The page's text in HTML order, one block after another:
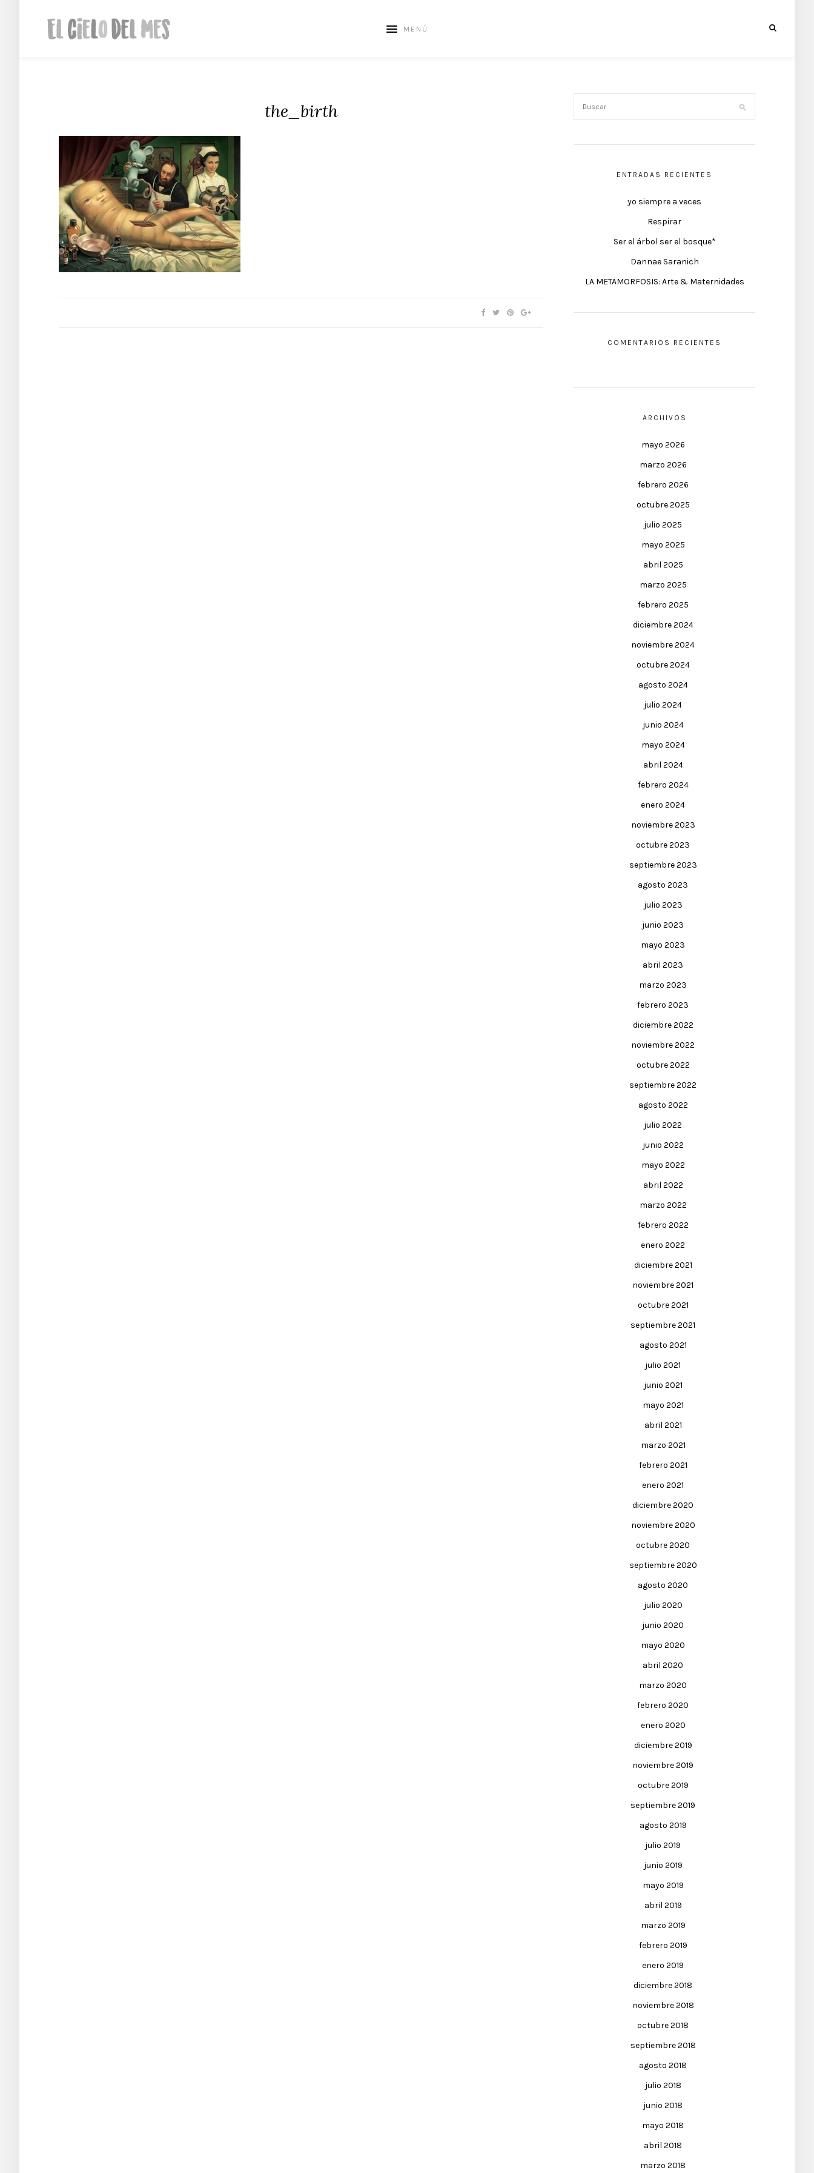
MENÚ
the_birth
ENTRADAS RECIENTES
yo siempre a veces
Respirar
Ser el árbol ser el bosque*
Dannae Saranich
LA METAMORFOSIS: Arte & Maternidades
COMENTARIOS RECIENTES
ARCHIVOS
mayo 2026
marzo 2026
febrero 2026
octubre 2025
julio 2025
mayo 2025
abril 2025
marzo 2025
febrero 2025
diciembre 2024
noviembre 2024
octubre 2024
agosto 2024
julio 2024
junio 2024
mayo 2024
abril 2024
febrero 2024
enero 2024
noviembre 2023
octubre 2023
septiembre 2023
agosto 2023
julio 2023
junio 2023
mayo 2023
abril 2023
marzo 2023
febrero 2023
diciembre 2022
noviembre 2022
octubre 2022
septiembre 2022
agosto 2022
julio 2022
junio 2022
mayo 2022
abril 2022
marzo 2022
febrero 2022
enero 2022
diciembre 2021
noviembre 2021
octubre 2021
septiembre 2021
agosto 2021
julio 2021
junio 2021
mayo 2021
abril 2021
marzo 2021
febrero 2021
enero 2021
diciembre 2020
noviembre 2020
octubre 2020
septiembre 2020
agosto 2020
julio 2020
junio 2020
mayo 2020
abril 2020
marzo 2020
febrero 2020
enero 2020
diciembre 2019
noviembre 2019
octubre 2019
septiembre 2019
agosto 2019
julio 2019
junio 2019
mayo 2019
abril 2019
marzo 2019
febrero 2019
enero 2019
diciembre 2018
noviembre 2018
octubre 2018
septiembre 2018
agosto 2018
julio 2018
junio 2018
mayo 2018
abril 2018
marzo 2018